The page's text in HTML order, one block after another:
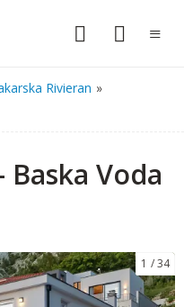
Rivieran »
Voda
1 34